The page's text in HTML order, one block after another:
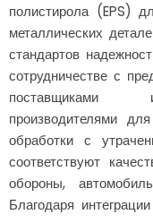
полистирола (EPS)
металлических
стандартов
сотрудничестве с
поставщиками и
производителями
обработки с
соответствуют
обороны,
Благодаря